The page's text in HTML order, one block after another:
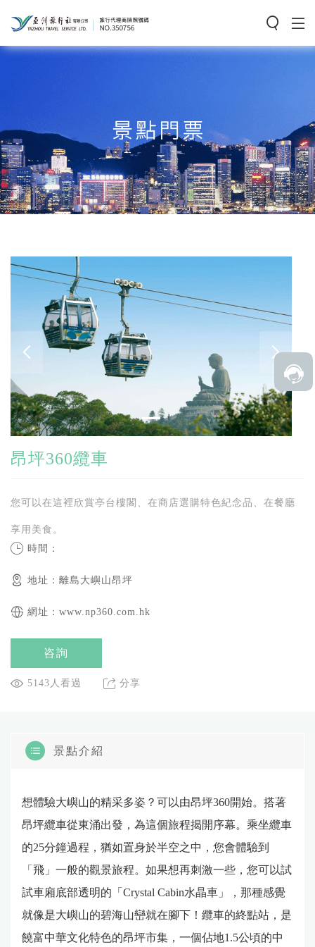
昂坪360纜車
您可以在這裡欣賞亭台樓閣、在商店選購特色紀念品、在餐廳
享用美食。
時間：
地址：離島大嶼山昂坪
網址：www.np360.com.hk
咨詢
5143人看過 分享
景點介紹
想體驗大嶼山的精采多姿？可以由昂坪360開始。搭著
昂坪纜車從東涌出發，為這個旅程揭開序幕。乘坐纜車
的25分鐘過程，猶如置身於半空之中，您會體驗到
「飛」一般的觀景旅程。如果想再刺激一些，您可以試
試車廂底部透明的「Crystal Cabin水晶車」，那種感覺
就像是大嶼山的碧海山巒就在腳下！纜車的終點站，是
饒富中華文化特色的昂坪市集，一個佔地1.5公頃的中